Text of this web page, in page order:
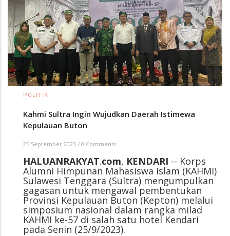
POLITIK
Kahmi Sultra Ingin Wujudkan Daerah Istimewa
Kepulauan Buton
25 September 2023 / 0 Comments
HALUANRAKYAT.com, KENDARI -- Korps
Alumni Himpunan Mahasiswa Islam (KAHMI)
Sulawesi Tenggara (Sultra) mengumpulkan
gagasan untuk mengawal pembentukan
Provinsi Kepulauan Buton (Kepton) melalui
simposium nasional dalam rangka milad
KAHMI ke-57 di salah satu hotel Kendari
pada Senin (25/9/2023).